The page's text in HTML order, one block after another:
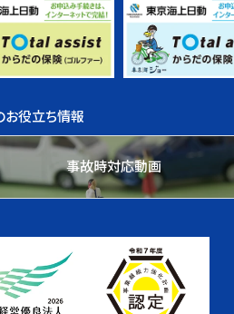
お役立ち情報
事故時対応動画